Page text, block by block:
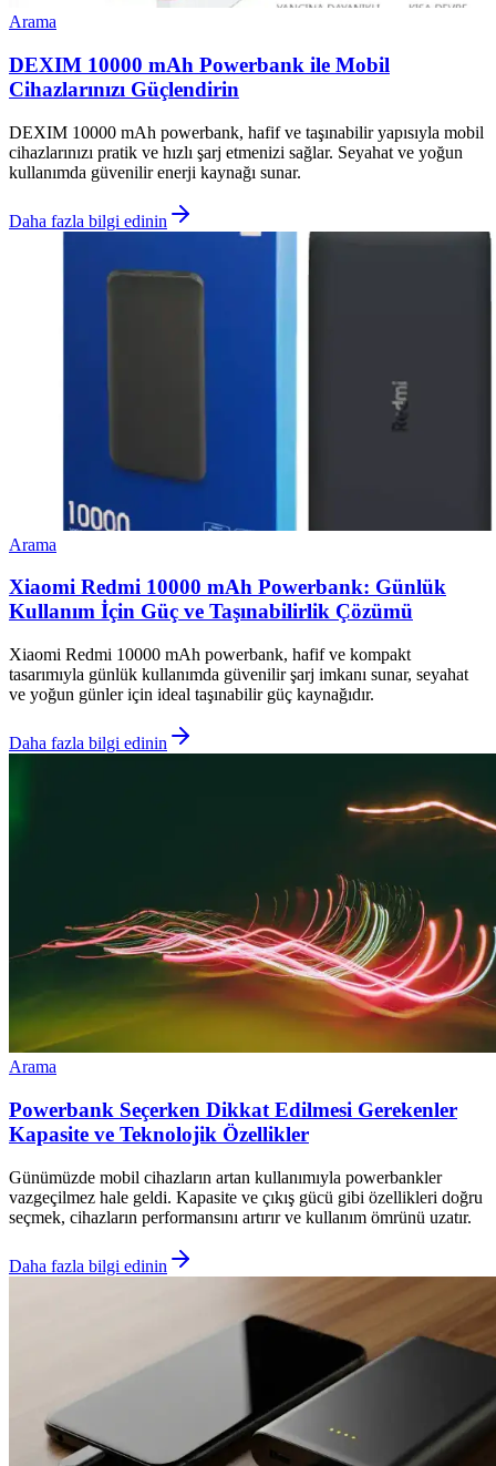
Arama
DEXIM 10000 mAh Powerbank ile Mobil
Cihazlarınızı Güçlendirin
DEXIM 10000 mAh powerbank, hafif ve taşınabilir yapısıyla mobil
cihazlarınızı pratik ve hızlı şarj etmenizi sağlar. Seyahat ve yoğun
kullanımda güvenilir enerji kaynağı sunar.
Daha fazla bilgi edinin
Arama
Xiaomi Redmi 10000 mAh Powerbank: Günlük
Kullanım İçin Güç ve Taşınabilirlik Çözümü
Xiaomi Redmi 10000 mAh powerbank, hafif ve kompakt
tasarımıyla günlük kullanımda güvenilir şarj imkanı sunar, seyahat
ve yoğun günler için ideal taşınabilir güç kaynağıdır.
Daha fazla bilgi edinin
Arama
Powerbank Seçerken Dikkat Edilmesi Gerekenler
Kapasite ve Teknolojik Özellikler
Günümüzde mobil cihazların artan kullanımıyla powerbankler
vazgeçilmez hale geldi. Kapasite ve çıkış gücü gibi özellikleri doğru
seçmek, cihazların performansını artırır ve kullanım ömrünü uzatır.
Daha fazla bilgi edinin